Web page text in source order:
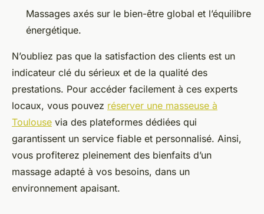
Massages axés sur le bien-être global et l’équilibre
énergétique.
N’oubliez pas que la satisfaction des clients est un
indicateur clé du sérieux et de la qualité des
prestations. Pour accéder facilement à ces experts
locaux, vous pouvez réserver une masseuse à
Toulouse via des plateformes dédiées qui
garantissent un service fiable et personnalisé. Ainsi,
vous profiterez pleinement des bienfaits d’un
massage adapté à vos besoins, dans un
environnement apaisant.